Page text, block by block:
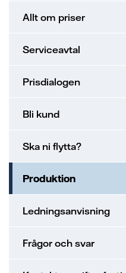
Allt om priser
Serviceavtal
Prisdialogen
Bli kund
Ska ni flytta?
Produktion
Ledningsanvisning
Frågor och svar